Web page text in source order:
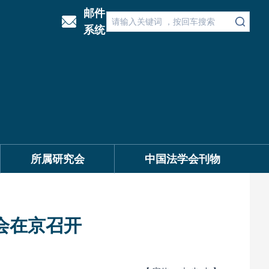
邮件
系统
所属研究会 中国法学会刊物
在京召开